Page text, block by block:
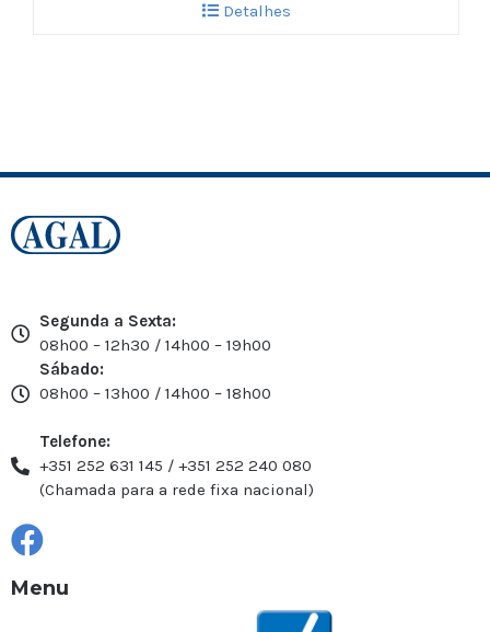
Detalhes
Segunda a Sexta:
08h00 – 12h30 / 14h00 – 19h00
Sábado:
08h00 – 13h00 / 14h00 – 18h00
Telefone:
+351 252 631 145 / +351 252 240 080
(Chamada para a rede fixa nacional)
Menu